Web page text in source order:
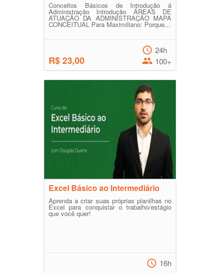
Conceitos Básicos de Introdução á
Administração Introdução ÁREAS DE
ATUAÇÃO DA ADMINISTRAÇÃO MAPA
CONCEITUAL Para Maximiliano: Porque...
R$ 23,00
24h
100+
Excel Básico ao Intermediário
Aprenda a criar suas próprias planilhas no
Excel para conquistar o trabalho/estágio
que você quer!
16h